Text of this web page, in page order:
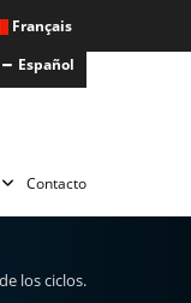
Français
Español
Contacto
los ciclos.